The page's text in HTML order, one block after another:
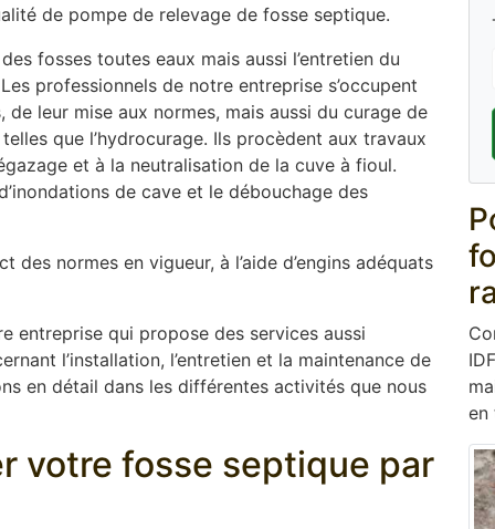
de pompe de relevage de fosse septique.
fosses toutes eaux mais aussi l’entretien du
professionnels de notre entreprise s’occupent
leur mise aux normes, mais aussi du curage de
que l’hydrocurage. Ils procèdent aux travaux
et à la neutralisation de la cuve à fioul.
de cave et le débouchage des
normes en vigueur, à l’aide d’engins adéquats
entreprise qui propose des services aussi
l’installation, l’entretien et la maintenance de
en détail dans les différentes activités que nous
votre fosse septique par
en